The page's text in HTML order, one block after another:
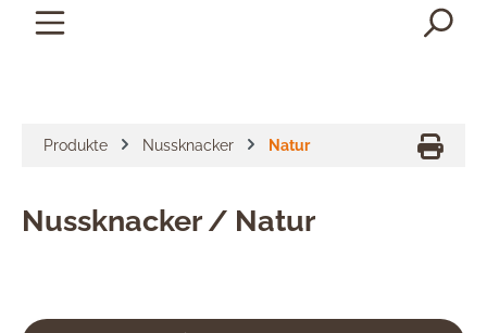
Produkte Nussknacker Natur
Nussknacker / Natur